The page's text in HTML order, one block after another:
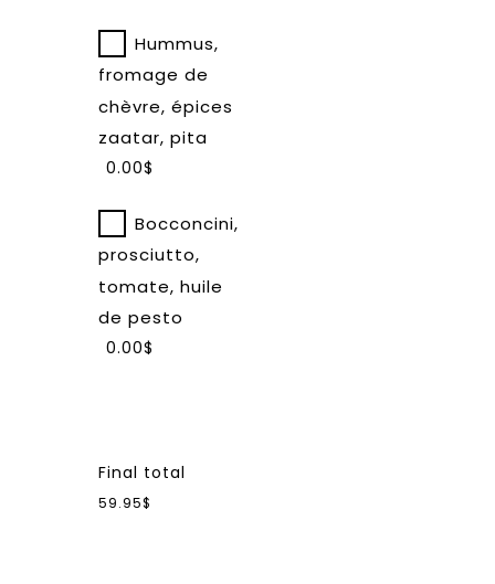
Hummus,
fromage de
chèvre, épices
zaatar, pita
0.00$
Bocconcini,
prosciutto,
tomate, huile
de pesto
0.00$
Final total
59.95$